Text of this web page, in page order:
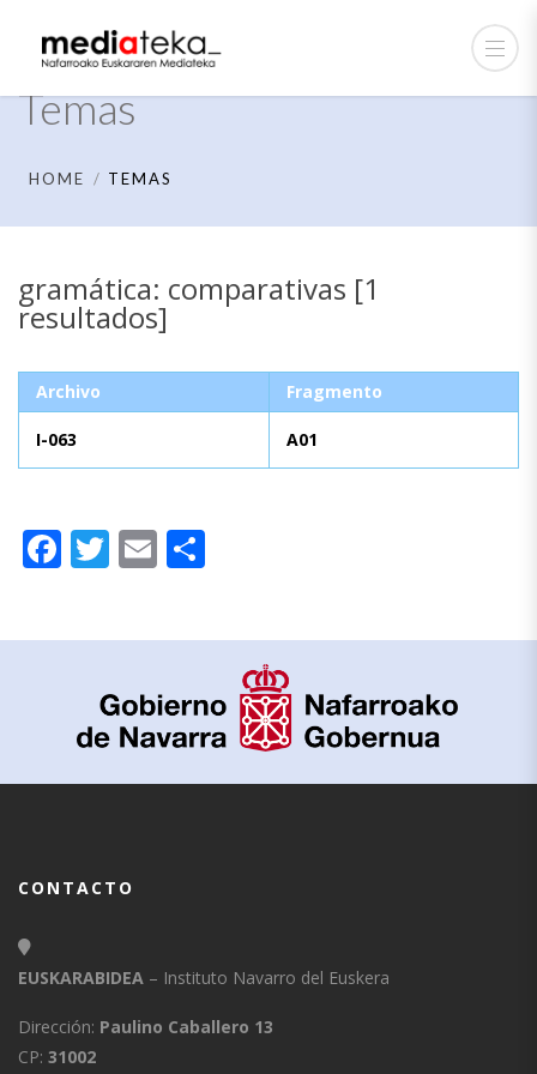
Temas
HOME TEMAS
gramática: comparativas [1
resultados]
Archivo Fragmento
I-063 A01
Facebook
Twitter
Email
CONTACTO
EUSKARABIDEA – Instituto Navarro del Euskera
Dirección: Paulino Caballero 13
CP: 31002